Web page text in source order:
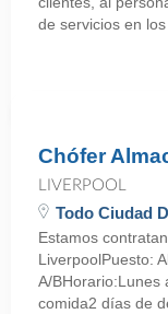
de servicios en los
Chófer
LIVERPOOL
Todo Ciudad
Estamos
LiverpoolPuesto:
A/BHorario:Lunes
comida2 días de